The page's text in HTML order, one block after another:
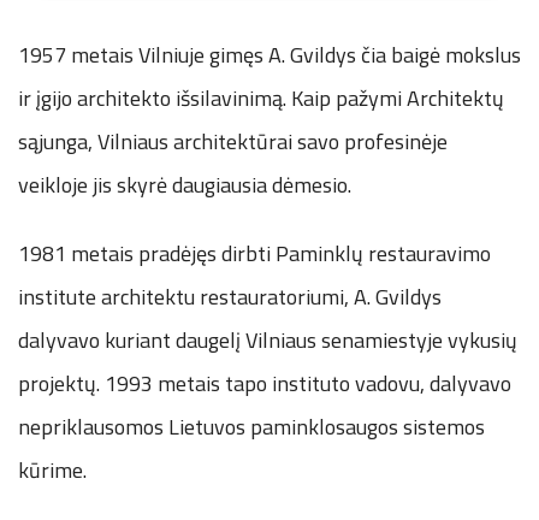
1957 metais Vilniuje gimęs A. Gvildys čia baigė mokslus
ir įgijo architekto išsilavinimą. Kaip pažymi Architektų
sąjunga, Vilniaus architektūrai savo profesinėje
veikloje jis skyrė daugiausia dėmesio.
1981 metais pradėjęs dirbti Paminklų restauravimo
institute architektu restauratoriumi, A. Gvildys
dalyvavo kuriant daugelį Vilniaus senamiestyje vykusių
projektų. 1993 metais tapo instituto vadovu, dalyvavo
nepriklausomos Lietuvos paminklosaugos sistemos
kūrime.